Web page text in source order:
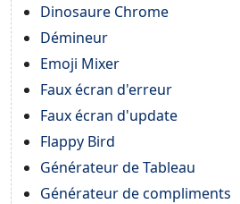
Dinosaure Chrome
Démineur
Emoji Mixer
Faux écran d'erreur
Faux écran d'update
Flappy Bird
Générateur de Tableau
Générateur de compliments